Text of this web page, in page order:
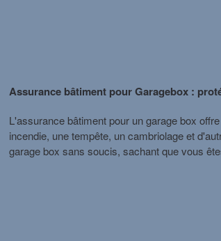
Assurance bâtiment pour Garagebox :
L'assurance bâtiment pour un garage box
incendie, une tempête, un cambriolage et
garage box sans soucis, sachant que vous